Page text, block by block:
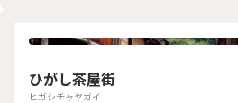
ひがし茶屋街
ヒガシチャヤガイ